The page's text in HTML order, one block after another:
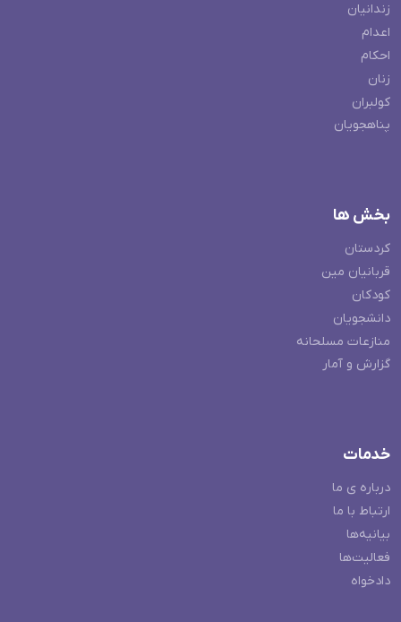
زندانیان
اعدام
احکام
زنان
کولبران
پناهجویان
بخش ها
کردستان
قربانیان مین
کودکان
دانشجویان
منازعات مسلحانه
گزارش و آمار
خدمات
درباره ی ما
ارتباط با ما
بیانیه‌ها
فعالیت‌ها
دادخواه